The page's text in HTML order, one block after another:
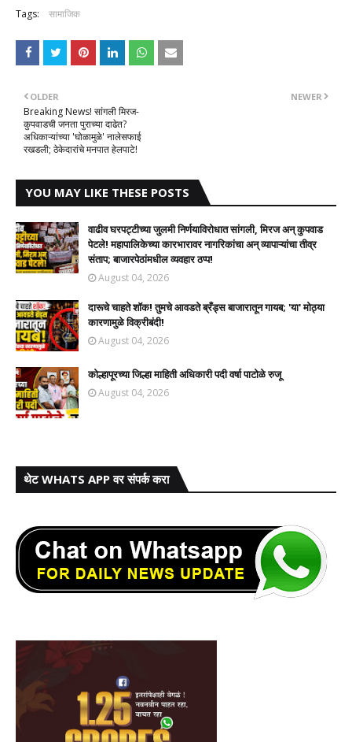
Tags: सामाजिक
NEWER
OLDER
Breaking News! सांगली मिरज-
कुपवाडची जनता पुराच्या दाढेत?
अधिकाऱ्यांच्या 'घोळामुळे' नालेसफाई
रखडली; ठेकेदारांचे मनपात हेलपाटे!
YOU MAY LIKE THESE POSTS
वाढीव घरपट्टीच्या जुलमी निर्णयाविरोधात सांगली, मिरज अन् कुपवाड
पेटले! महापालिकेच्या कारभारावर नागरिकांचा अन् व्यापाऱ्यांचा तीव्र
संताप; बाजारपेठांमधील व्यवहार ठप्प!​
August 04, 2026
दारूचे चाहते शॉक! तुमचे आवडते ब्रँड्स बाजारातून गायब; 'या' मोठ्या
कारणामुळे विक्रीबंदी!
August 04, 2026
कोल्हापूरच्या जिल्हा माहिती अधिकारी पदी वर्षा पाटोळे रुजू
August 04, 2026
थेट WHATS APP वर संपर्क करा